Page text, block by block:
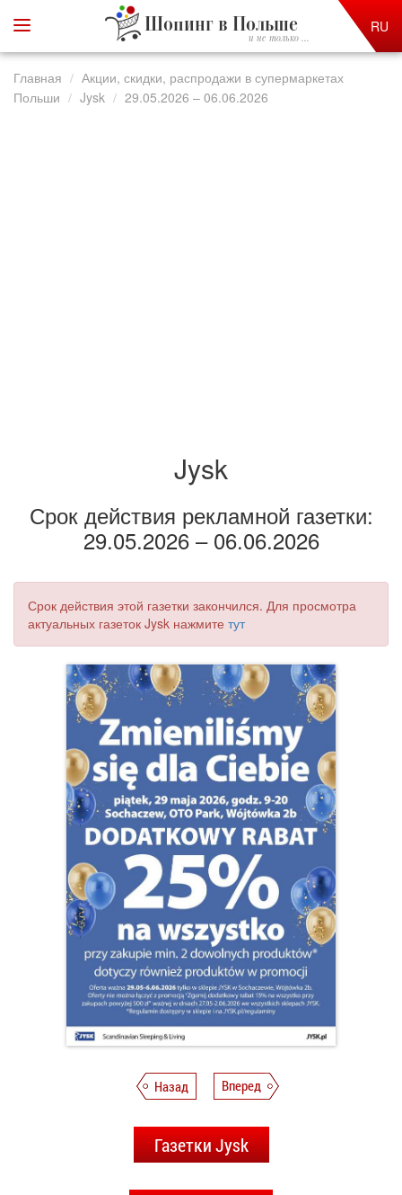
Шопинг в Польше
и не только ...
RU
Главная
Акции, скидки, распродажи в супермаркетах
Польши
Jysk 29.05.2026 – 06.06.2026
Jysk
Срок действия рекламной газетки:
29.05.2026 – 06.06.2026
Срок действия этой газетки закончился. Для просмотра
актуальных газеток Jysk нажмите тут
Назад Вперед
Газетки Jysk